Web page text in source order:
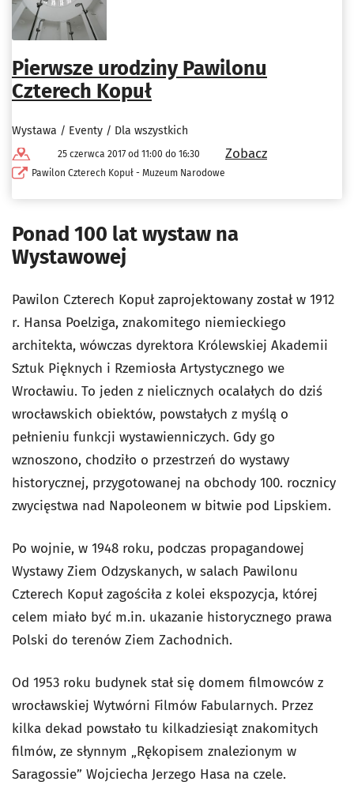
Pierwsze urodziny Pawilonu
Czterech Kopuł
Wystawa / Eventy / Dla wszystkich
25 czerwca 2017 od 11:00 do 16:30
Pawilon Czterech Kopuł - Muzeum Narodowe
Zobacz
Ponad 100 lat wystaw na
Wystawowej
Pawilon Czterech Kopuł zaprojektowany został w 1912
r. Hansa Poelziga, znakomitego niemieckiego
architekta, wówczas dyrektora Królewskiej Akademii
Sztuk Pięknych i Rzemiosła Artystycznego we
Wrocławiu. To jeden z nielicznych ocalałych do dziś
wrocławskich obiektów, powstałych z myślą o
pełnieniu funkcji wystawienniczych. Gdy go
wznoszono, chodziło o przestrzeń do wystawy
historycznej, przygotowanej na obchody 100. rocznicy
zwycięstwa nad Napoleonem w bitwie pod Lipskiem.
Po wojnie, w 1948 roku, podczas propagandowej
Wystawy Ziem Odzyskanych, w salach Pawilonu
Czterech Kopuł zagościła z kolei ekspozycja, której
celem miało być m.in. ukazanie historycznego prawa
Polski do terenów Ziem Zachodnich.
Od 1953 roku budynek stał się domem filmowców z
wrocławskiej Wytwórni Filmów Fabularnych. Przez
kilka dekad powstało tu kilkadziesiąt znakomitych
filmów, ze słynnym „Rękopisem znalezionym w
Saragossie” Wojciecha Jerzego Hasa na czele.